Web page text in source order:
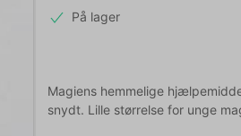
På lager
Magiens hemmelige
snydt. Lille størrelse for unge